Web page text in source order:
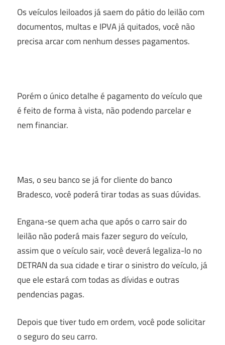
Os veículos leiloados já saem do pátio do leilão com
documentos, multas e IPVA já quitados, você não
precisa arcar com nenhum desses pagamentos.
Porém o único detalhe é pagamento do veículo que
é feito de forma à vista, não podendo parcelar e
nem financiar.
Mas, o seu banco se já for cliente do banco
Bradesco, você poderá tirar todas as suas dúvidas.
Engana-se quem acha que após o carro sair do
leilão não poderá mais fazer seguro do veículo,
assim que o veículo sair, você deverá legaliza-lo no
DETRAN da sua cidade e tirar o sinistro do veículo, já
que ele estará com todas as dívidas e outras
pendencias pagas.
Depois que tiver tudo em ordem, você pode solicitar
o seguro do seu carro.